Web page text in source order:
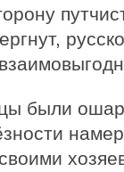
были